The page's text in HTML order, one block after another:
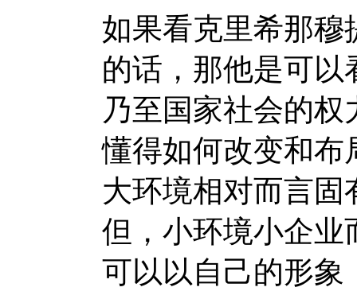
如果看克里希那穆
的话，那他是可以
乃至国家社会的
懂得如何改变和布
大环境相对而言
但，小环境小企业
可以以自己的形象